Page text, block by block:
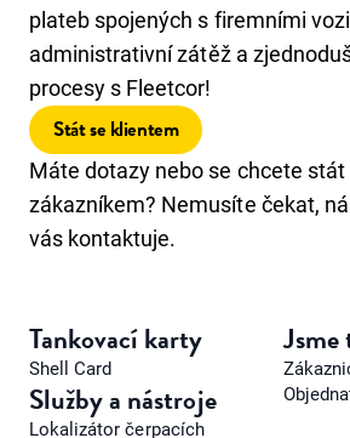
plateb spojených s firemními
administrativní zátěž a
procesy s Fleetcor!
Stát se klientem
Máte dotazy nebo se chcete stát
zákazníkem? Nemusíte čekat,
vás kontaktuje.
Tankovací karty
Shell Card
Služby a nástroje
Lokalizátor čerpacích
Jsme